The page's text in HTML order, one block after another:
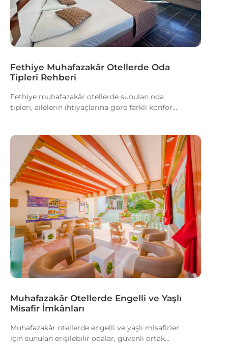
Fethiye Muhafazakâr Otellerde Oda
Tipleri Rehberi
Fethiye muhafazakâr otellerde sunulan oda
tipleri, ailelerin ihtiyaçlarına göre farklı konfor...
Muhafazakâr Otellerde Engelli ve Yaşlı
Misafir İmkânları
Muhafazakâr otellerde engelli ve yaşlı misafirler
için sunulan erişilebilir odalar, güvenli ortak...